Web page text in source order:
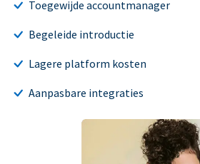
Toegewijde accountmanager
Begeleide introductie
Lagere platform kosten
Aanpasbare integraties